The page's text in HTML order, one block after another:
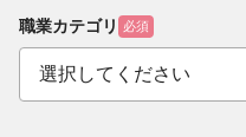
職業カテゴリ 必須